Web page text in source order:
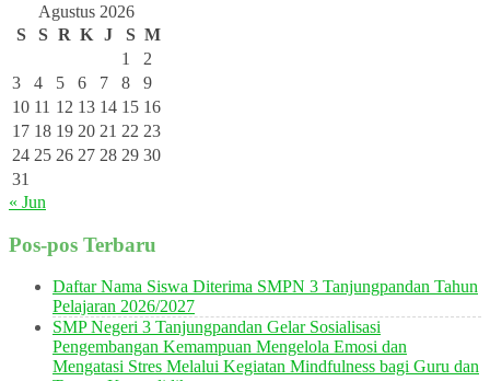
Agustus 2026
S
S R K J S M
1
2
3
4 5 6 7 8
9
10 11 12 13 14 15 16
17 18 19 20 21 22 23
24 25 26 27 28 29 30
31
« Jun
Pos-pos Terbaru
Daftar Nama Siswa Diterima SMPN 3 Tanjungpandan Tahun
Pelajaran 2026/2027
SMP Negeri 3 Tanjungpandan Gelar Sosialisasi
Pengembangan Kemampuan Mengelola Emosi dan
Mengatasi Stres Melalui Kegiatan Mindfulness bagi Guru dan